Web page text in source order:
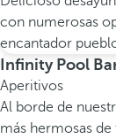
con numerosas
encantador
Infinity Pool
Aperitivos
Al borde de
más hermosas